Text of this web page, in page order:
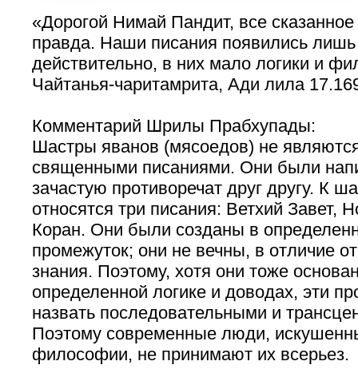
«Дорогой Нимай Пандит, все
правда. Наши писания появились
действительно, в них мало логики и
Чайтанья-чаритамрита, Ади лила
Комментарий Шрилы Прабхупады:
Шастры яванов (мясоедов) не
священными писаниями. Они были
зачастую противоречат друг другу. К
относятся три писания: Ветхий Завет,
Коран. Они были созданы в
промежуток; они не вечны, в отличие
знания. Поэтому, хотя они тоже
определенной логике и доводах, эти
назвать последовательными и
Поэтому современные люди,
философии, не принимают их всерьез.